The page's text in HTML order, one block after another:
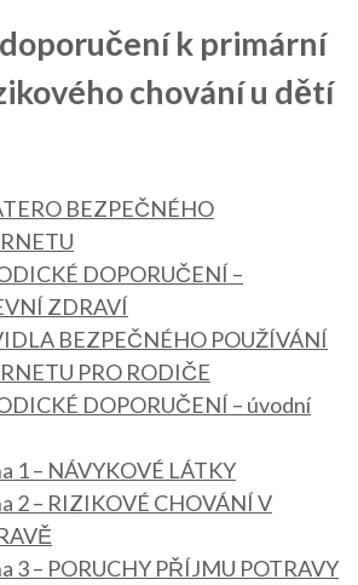
k primární
chování u dětí
BEZPEČNÉHO
DOPORUČENÍ –
ZDRAVÍ
BEZPEČNÉHO POUŽÍVÁNÍ
PRO RODIČE
DOPORUČENÍ – úvodní
1 – NÁVYKOVÉ LÁTKY
2 – RIZIKOVÉ CHOVÁNÍ V
3 – PORUCHY PŘÍJMU POTRAVY